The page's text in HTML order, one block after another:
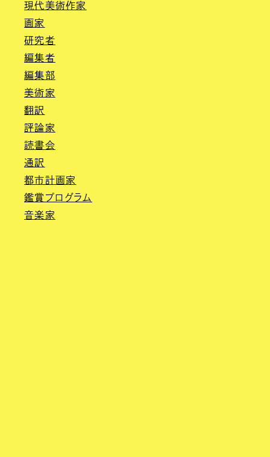
現代美術作家
画家
研究者
編集者
編集部
美術家
翻訳
評論家
読書会
通訳
都市計画家
鑑賞プログラム
音楽家